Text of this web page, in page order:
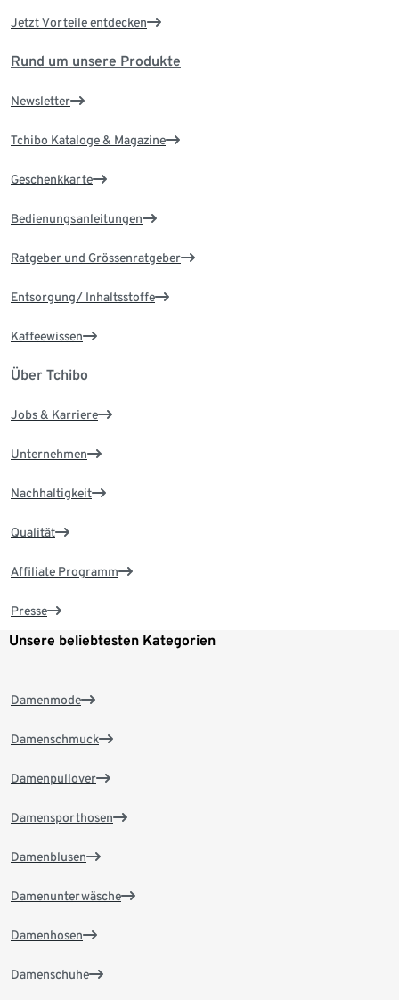
Jetzt Vorteile entdecken
Rund um unsere Produkte
Newsletter
Tchibo Kataloge & Magazine
Geschenkkarte
Bedienungsanleitungen
Ratgeber und Grössenratgeber
Entsorgung/ Inhaltsstoffe
Kaffeewissen
Über Tchibo
Jobs & Karriere
Unternehmen
Nachhaltigkeit
Qualität
Affiliate Programm
Presse
Unsere beliebtesten Kategorien
Damenmode
Damenschmuck
Damenpullover
Damensporthosen
Damenblusen
Damenunterwäsche
Damenhosen
Damenschuhe